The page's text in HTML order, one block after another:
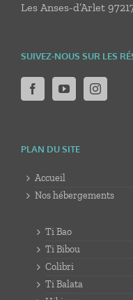
Les Anses-d’Arlet
SUIVEZ-NOUS SUR LES
PLAN DU SITE
Accueil
Nos hébergements
Ti Bao
Ti Bibou
Colibri
Ti Balata